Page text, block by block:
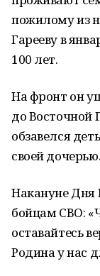
пожилому из
Гарееву в
100 лет.
На фронт он
до Восточной
обзавелся
своей дочерью.
Накануне Дня
бойцам СВО:
оставайтесь
Родина у нас